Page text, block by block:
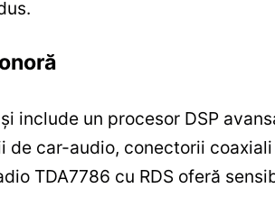
include un procesor DSP
car-audio, conectorii
TDA7786 cu RDS oferă